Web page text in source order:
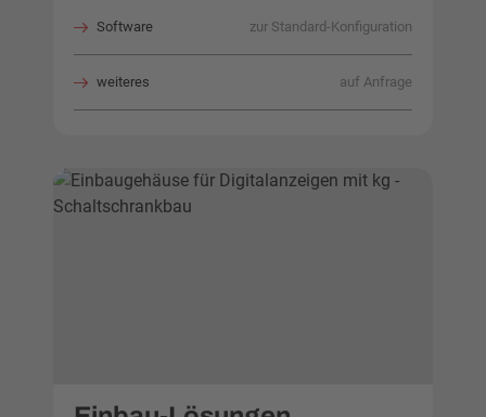
Software zur Standard-Konfiguration
weiteres auf Anfrage